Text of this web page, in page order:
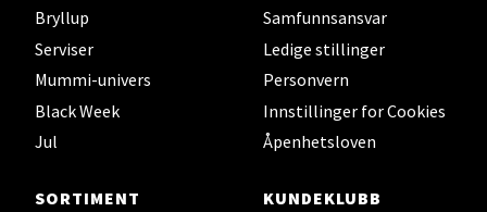
Bryllup
Serviser
Mummi-univers
Black Week
Jul
Samfunnsansvar
Ledige stillinger
Personvern
Innstillinger for Cookies
Åpenhetsloven
SORTIMENT
KUNDEKLUBB
0 i butikk
Sandvika - Thon Senter Sandvika